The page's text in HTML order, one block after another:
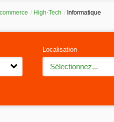
High-Tech Informatique
Localisation
Sélectionnez...